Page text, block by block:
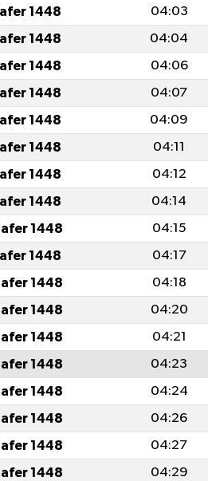
1448 04:03
1448 04:04
1448 04:06
1448 04:07
1448 04:09
1448 04:11
1448 04:12
1448 04:14
1448 04:15
1448 04:17
1448 04:18
1448 04:20
1448 04:21
1448 04:23
1448 04:24
1448 04:26
1448 04:27
1448 04:29